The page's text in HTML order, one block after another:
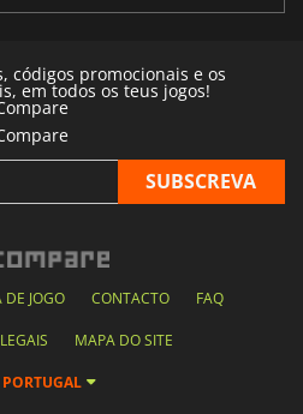
códigos promocionais e os
em todos os teus jogos!
DE JOGO CONTACTO FAQ
MAPA DO SITE
PORTUGAL